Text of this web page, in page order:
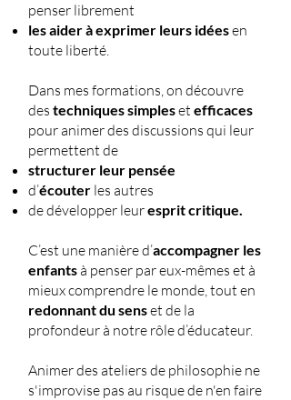
penser librement
les aider à exprimer leurs idéesen
toute liberté.
Dans mes formations, on découvre
des techniques simpleset efficaces
pour animer des discussions qui leur
permettent de
structurer leur pensée
d’écouter les autres
de développer leuresprit critique.
C’est une manière d’accompagner les
enfantsà penser par eux-mêmes et à
mieux comprendre le monde, tout en
redonnant du senset de la
profondeur à notre rôle d’éducateur.
Animer des ateliers de philosophie ne
s'improvise pas au risque de n'en faire